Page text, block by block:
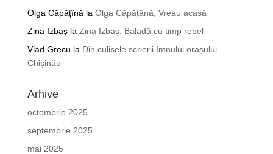
Olga Căpățînă la Olga Căpățână, Vreau acasă
Zina Izbaşla Zina Izbaș, Baladă cu timp rebel
Vlad Grecu la Din culisele scrierii Imnului orașului
Chișinău
Arhive
octombrie 2025
septembrie 2025
mai 2025